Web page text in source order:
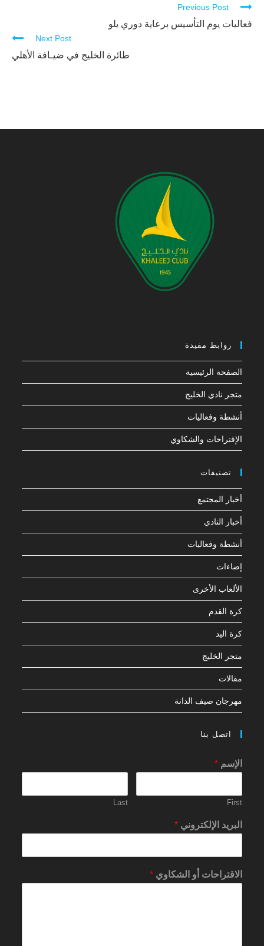
Continue
Reading
Previous Post
فعاليات يوم التأسيس برعاية دوري يلو
Next Post
طائرة الخليج في ضيـافة الأهلي
روابط مفيدة
الصفحة الرئيسية
متجر نادي الخليج
أنشطة وفعاليات
الإقتراحات والشكاوي
تصنيفات
أخبار المجتمع
أخبار النادي
أنشطة وفعاليات
إضاءات
الألعاب الأخرى
كرة القدم
كرة اليد
متجر الخليج
مقالات
مهرجان صيف الدانة
اتصل بنا
الإسم*
First
Last
البريد الإلكتروني*
الاقتراحات أو الشكاوي*